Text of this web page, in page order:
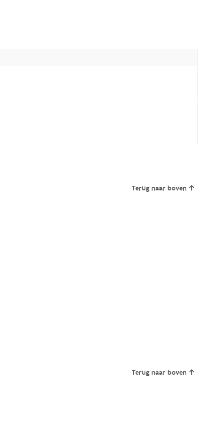
Terug naar boven
Terug naar boven